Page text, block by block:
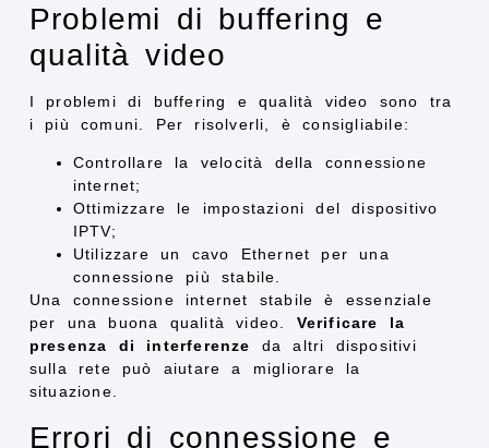
Problemi di buffering e
qualità video
I problemi di buffering e qualità video sono tra
i più comuni. Per risolverli, è consigliabile:
Controllare la velocità della connessione
internet;
Ottimizzare le impostazioni del dispositivo
IPTV;
Utilizzare un cavo Ethernet per una
connessione più stabile.
Una connessione internet stabile è essenziale
per una buona qualità video. Verificare la
presenza di interferenze
da altri dispositivi
sulla rete può aiutare a migliorare la
situazione.
Errori di connessione e